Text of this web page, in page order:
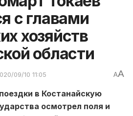
с главами
хозяйств
области
09/10 11:05 AA
в Костанайскую
осмотрел поля и